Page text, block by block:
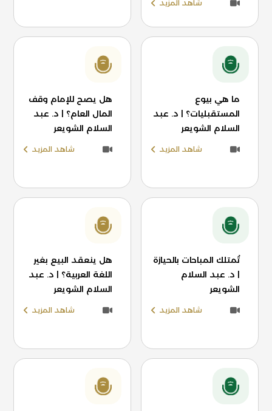
شاهد المزيد
ما هي بيوع
المستقبليات؟ | د. عبد
السلام الشويعر
شاهد المزيد
هل يصح للإمام وقف
المال العام؟ | د. عبد
السلام الشويعر
شاهد المزيد
تُمتلك المباحات بالحيازة
| د. عبد السلام
الشويعر
شاهد المزيد
هل ينعقد البيع بغير
اللغة العربية؟ | د. عبد
السلام الشويعر
شاهد المزيد